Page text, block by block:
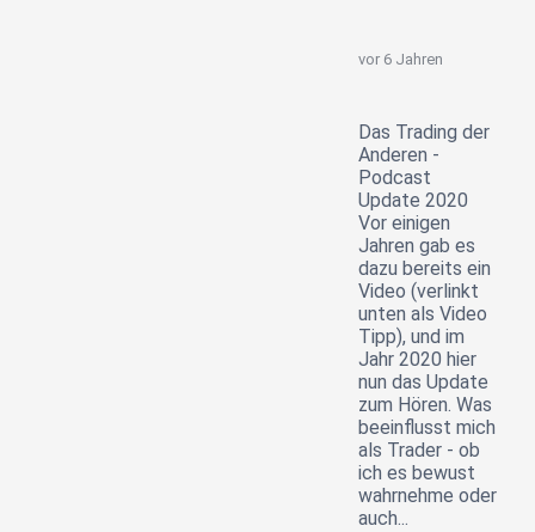
vor 6 Jahren
Das Trading der
Anderen -
Podcast
Update 2020
Vor einigen
Jahren gab es
dazu bereits ein
Video (verlinkt
unten als Video
Tipp), und im
Jahr 2020 hier
nun das Update
zum Hören. Was
beeinflusst mich
als Trader - ob
ich es bewust
wahrnehme oder
auch...